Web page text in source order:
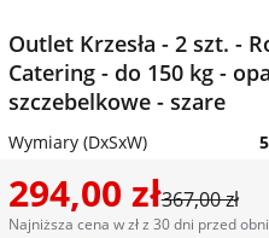
Outlet Krzesła - 2 szt. -
Catering - do 150 kg -
szczebelkowe - szare
Wymiary (DxSxW)
294,00 zł367,00 zł
Najniższa cena w zł z 30 dni przed